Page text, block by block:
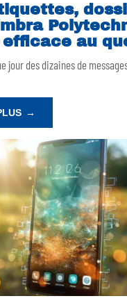
au
jour des dizaines de